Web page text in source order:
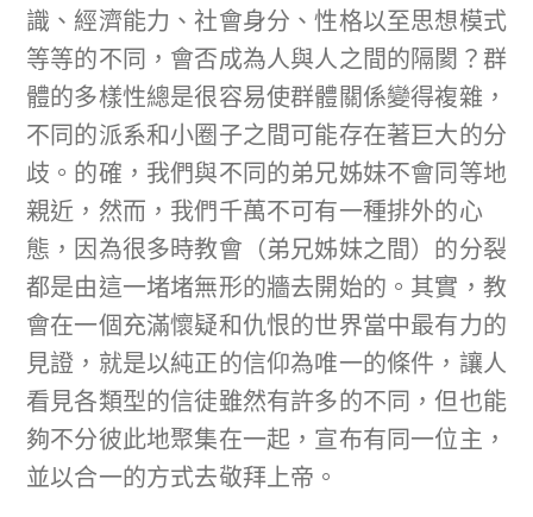
識、經濟能力、社會身分、性格以至思想模式
等等的不同，會否成為人與人之間的隔閡？群
體的多樣性總是很容易使群體關係變得複雜，
不同的派系和小圈子之間可能存在著巨大的分
歧。的確，我們與不同的弟兄姊妹不會同等地
親近，然而，我們千萬不可有一種排外的心
態，因為很多時教會（弟兄姊妹之間）的分裂
都是由這一堵堵無形的牆去開始的。其實，教
會在一個充滿懷疑和仇恨的世界當中最有力的
見證，就是以純正的信仰為唯一的條件，讓人
看見各類型的信徒雖然有許多的不同，但也能
夠不分彼此地聚集在一起，宣布有同一位主，
並以合一的方式去敬拜上帝。